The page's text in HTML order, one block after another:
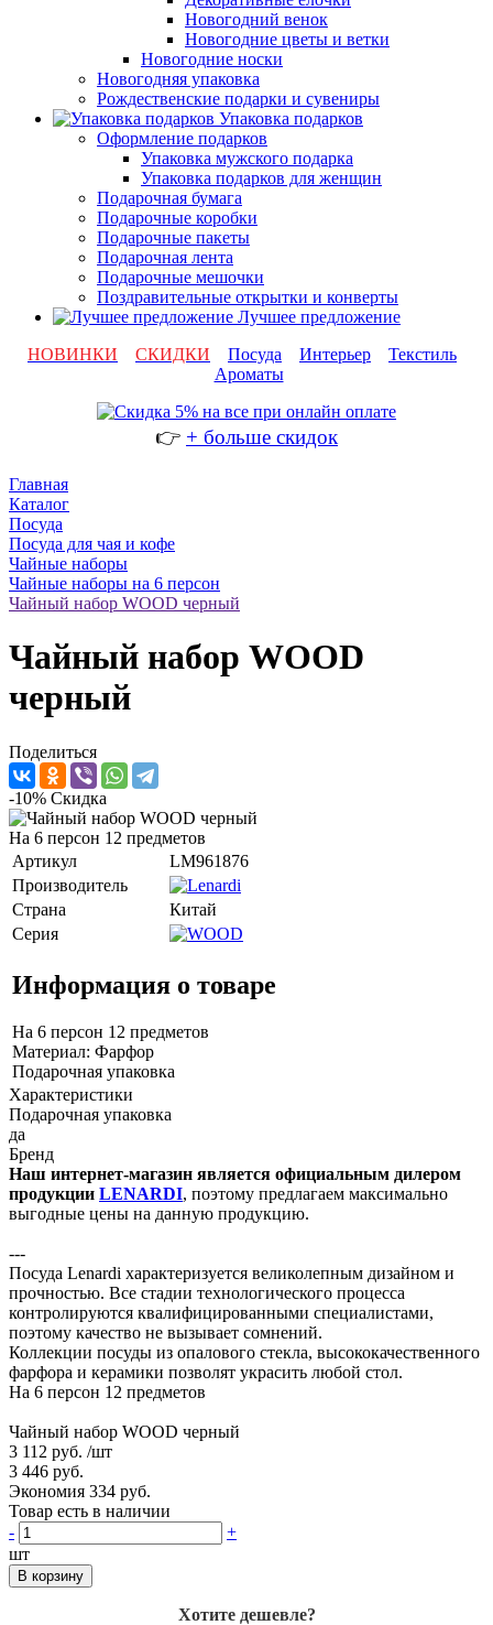
Новогодний венок
Новогодние цветы и ветки
Новогодние носки
Новогодняя упаковка
Рождественские подарки и сувениры
Упаковка подарков
Оформление подарков
Упаковка мужского подарка
Упаковка подарков для женщин
Подарочная бумага
Подарочные коробки
Подарочные пакеты
Подарочная лента
Подарочные мешочки
Поздравительные открытки и конверты
Лучшее предложение
НОВИНКИ
СКИДКИ Посуда Интерьер
Текстиль
Ароматы
👉 + больше скидок
Главная
Каталог
Посуда
Посуда для чая и кофе
Чайные наборы
Чайные наборы на 6 персон
Чайный набор WOOD черный
Чайный набор WOOD
черный
Поделиться
-10% Скидка
На 6 персон 12 предметов
Артикул
LM961876
Производитель
Страна
Китай
Серия
Информация о товаре
На 6 персон 12 предметов
Материал: Фарфор
Подарочная упаковка
Характеристики
Подарочная упаковка
да
Бренд
Наш интернет-магазин является официальным дилером
продукции LENARDI, поэтому предлагаем максимально
выгодные цены на данную продукцию.
---
Посуда Lenardi характеризуется великолепным дизайном и
прочностью. Все стадии технологического процесса
контролируются квалифицированными специалистами,
поэтому качество не вызывает сомнений.
Коллекции посуды из опалового стекла, высококачественного
фарфора и керамики позволят украсить любой стол.
На 6 персон 12 предметов
Чайный набор WOOD черный
3 112 руб. /шт
3 446 руб.
Экономия 334 руб.
Товар есть в наличии
-
+
шт
В корзину
Хотите дешевле?